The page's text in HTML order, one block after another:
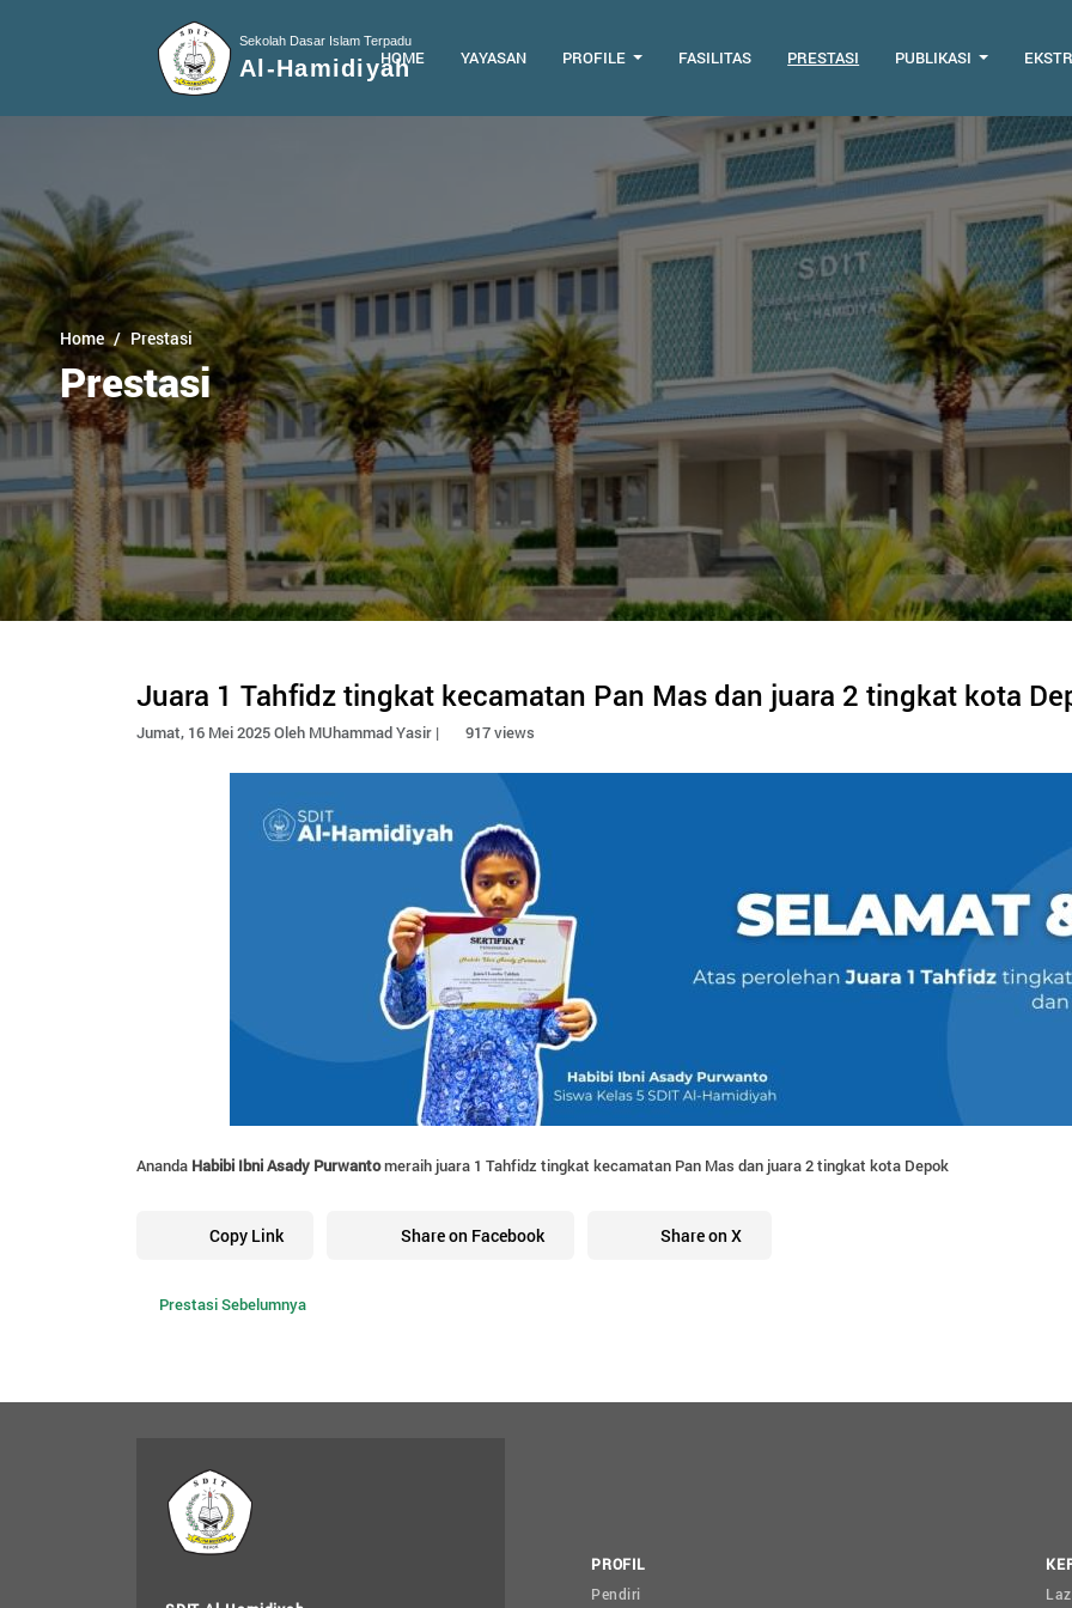
Sekolah Dasar Islam Terpadu
Al-Hamidiyah
HOME YAYASAN PROFILE FASILITAS PRESTASI PUBLIKASI
Home Prestasi
Prestasi
Juara 1 Tahfidz tingkat kecamatan Pan Mas dan juara 2 tingkat kota
Jumat, 16 Mei 2025 Oleh MUhammad Yasir | 917 views
Ananda Habibi Ibni Asady Purwantomeraih juara 1 Tahfidz tingkat kecamatan Pan Mas dan juara 2 tingkat kota Depok
Copy Link Share on Facebook Share on X
Prestasi Sebelumnya
PROFIL
Pendiri